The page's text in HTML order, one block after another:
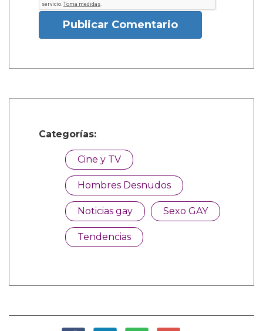
Publicar Comentario
Categorías:
Cine y TV
Hombres Desnudos
Noticias gay Sexo GAY
Tendencias